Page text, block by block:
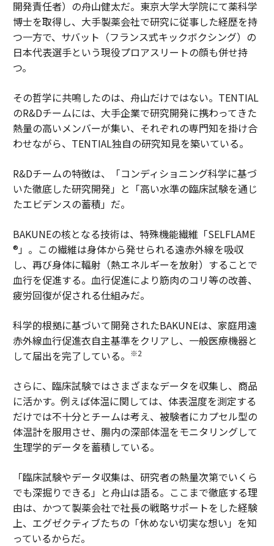
開発責任者）の舟山健太だ。東京大学大学院にて薬科学
博士を取得し、大手製薬会社で研究に従事した経歴を持
つ一方で、サバット（フランス式キックボクシング）の
日本代表選手という現役プロアスリートの顔も併せ持
つ。
その哲学に共鳴したのは、舟山だけではない。TENTIAL
のR&Dチームには、大手企業で研究開発に携わってきた
熱量の高いメンバーが集い、それぞれの専門知を掛け合
わせながら、TENTIAL独自の研究知見を築いている。
R&Dチームの特徴は、「コンディショニング科学に基づ
いた徹底した研究開発」と「高い水準の臨床試験を通じ
たエビデンスの蓄積」だ。
BAKUNEの核となる技術は、特殊機能繊維「SELFLAME
®」。この繊維は身体から発せられる遠赤外線を吸収
し、再び身体に輻射（熱エネルギーを放射）することで
血行を促進する。血行促進により筋肉のコリ等の改善、
疲労回復が促される仕組みだ。
科学的根拠に基づいて開発されたBAKUNEは、家庭用遠
赤外線血行促進衣自主基準をクリアし、一般医療機器と
して届出を完了している。
※2
さらに、臨床試験ではさまざまなデータを収集し、商品
に活かす。例えば体温に関しては、体表温度を測定する
だけでは不十分とチームは考え、被験者にカプセル型の
体温計を服用させ、腸内の深部体温をモニタリングして
生理学的データを蓄積している。
「臨床試験やデータ収集は、研究者の熱量次第でいくら
でも深掘りできる」と舟山は語る。ここまで徹底する理
由は、かつて製薬会社で社長の戦略サポートをした経験
上、エグゼクティブたちの「休めない切実な想い」を知
っているからだ。